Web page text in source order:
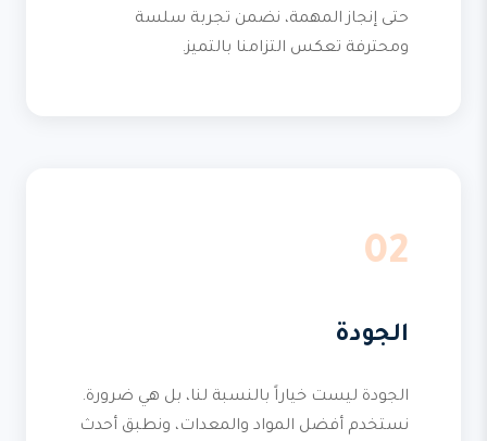
حتى إنجاز المهمة، نضمن تجربة سلسة
ومحترفة تعكس التزامنا بالتميز.
02
الجودة
الجودة ليست خياراً بالنسبة لنا، بل هي ضرورة.
نستخدم أفضل المواد والمعدات، ونطبق أحدث